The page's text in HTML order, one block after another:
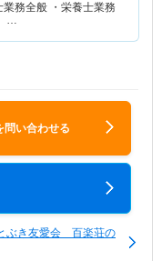
務全般 ・栄養士業務
…
問い合わせる
ぶき友愛会 百楽荘の